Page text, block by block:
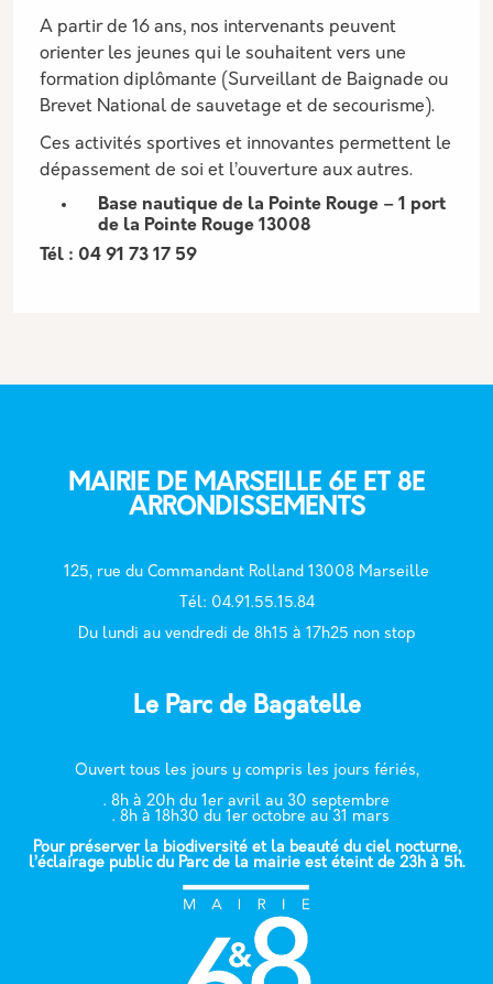
A partir de 16 ans, nos intervenants peuvent
orienter les jeunes qui le souhaitent vers une
formation diplômante (Surveillant de Baignade ou
Brevet National de sauvetage et de secourisme).
Ces activités sportives et innovantes permettent le
dépassement de soi et l’ouverture aux autres.
Base nautique de la Pointe Rouge – 1 port
de la Pointe Rouge 13008
Tél : 04 91 73 17 59
MAIRIE DE MARSEILLE 6E ET 8E
ARRONDISSEMENTS
125, rue du Commandant Rolland 13008 Marseille
T él: 04.91.55.15.84
Du lundi au vendredi de 8h15 à 17h25 non stop
Le Parc de Bagatelle
Ouvert tous les jours y compris les jours fériés,
. 8h à 20h du 1er avril au 30 septembre
. 8h à 18h30 du 1er octobre au 31 mars
Pour préserver la biodiversité et la beauté du ciel nocturne,
l’éclairage public du Parc de la mairie est éteint de 23h à 5h.